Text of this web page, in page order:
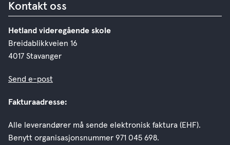
Kontakt oss
Hetland videregående skole
Breidablikkveien 16
4017 Stavanger
Send e-post
Fakturaadresse:
Alle leverandører må sende elektronisk faktura (EHF).
Benytt organisasjonsnummer 971 045 698.